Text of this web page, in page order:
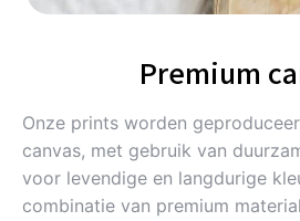
Premium
Onze prints worden
canvas, met gebruik van
voor levendige en langdurige
combinatie van premium